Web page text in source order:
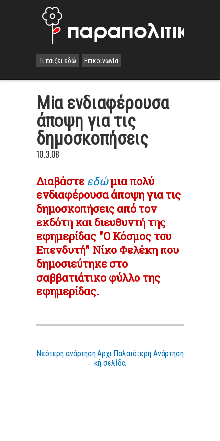
Τι παίζει εδώ Επικοινωνία
Miα ενδιαφέρουσα
άποψη για τις
δημοσκοπήσεις
10.3.08
Διαβάστε εδώμια πολύ
ενδιαφέρουσα άποψη για τις
δημοσκοπήσεις από τον
εκδότη και διευθυντή της
εφημερίδας "Ο Κόσμος του
Επενδυτή" Νίκο Φελέκη που
δημοσιεύτηκε στο
σαββατιάτικο φύλλο της
εφημερίδας.
Νεότερη ανάρτηση Παλαιότερη Ανάρτηση
Αρχι
κή σελίδα